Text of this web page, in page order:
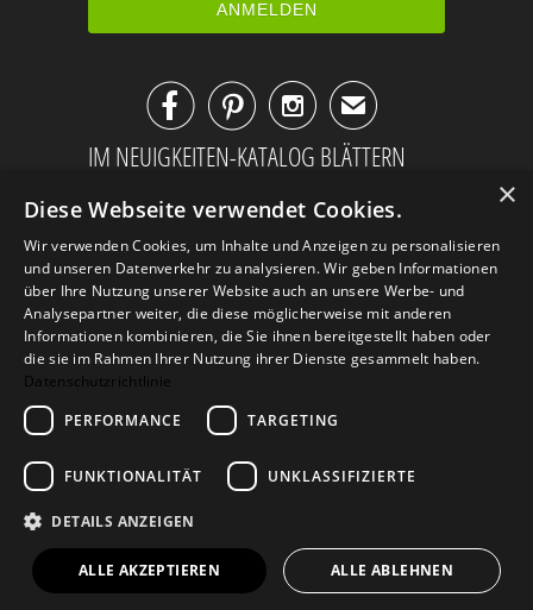
✉
IM NEUIGKEITEN-KATALOG BLÄTTERN
Kontakt
© 2026Design Geschenke . Design Geschenke Shop
×
Diese Webseite verwendet Cookies.
Wir verwenden Cookies, um Inhalte und Anzeigen zu personalisieren
und unseren Datenverkehr zu analysieren. Wir geben Informationen
über Ihre Nutzung unserer Website auch an unsere Werbe- und
Analysepartner weiter, die diese möglicherweise mit anderen
Informationen kombinieren, die Sie ihnen bereitgestellt haben oder
die sie im Rahmen Ihrer Nutzung ihrer Dienste gesammelt haben.
Datenschutzrichtlinie
PERFORMANCE
TARGETING
FUNKTIONALITÄT UNKLASSIFIZIERTE
DETAILS ANZEIGEN
ALLE AKZEPTIEREN ALLE ABLEHNEN